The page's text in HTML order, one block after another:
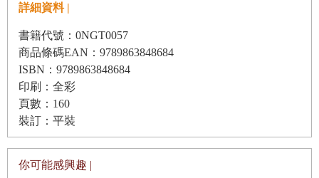
通過閱讀這些故事，我們會學到這些文豪的代表作品，也會
掌握一些學習詩詞古文的訣竅。大家可以偷偷把這些竅門應
用到語文學習中，讓自己輕鬆愉快地突破古文的壁壘，獲得
更好的成績。還可以拓展知識領域和眼界，用更豐富多彩的
視角看待我們生活的世界。
接下來，就讓我們認識一下這些萌萌的熊貓文豪吧！
五位熊貓文豪班班級股長和七位文藝團團員與大家見面。孤
詳細資料 |
書籍代號：0NGT0057
商品條碼EAN：9789863848684
ISBN：9789863848684
印刷：全彩
頁數：160
裝訂：平裝
你可能感興趣 |